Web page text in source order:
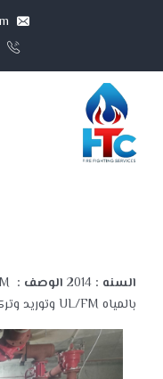
السنه : الوصف :
بالمياه UL/FM وتوريد وتركيب غرفه الطلمبات